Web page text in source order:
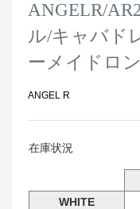
ANGELR/
ル/キャバド
ーメイドロ
ANGEL R
在庫状況
WHITE